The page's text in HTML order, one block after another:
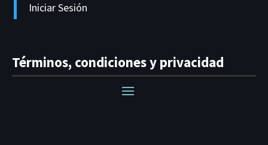
Iniciar Sesión
Términos, condiciones y privacidad